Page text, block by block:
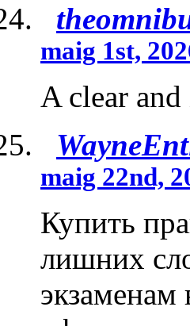
maig 1st,
A clear
maig 22nd,
Купить
лишних